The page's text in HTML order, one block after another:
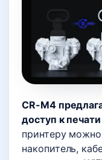
CR-M4
доступ к
принтеру
накопитель,